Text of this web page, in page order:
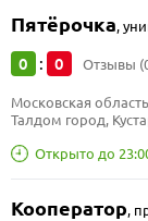
Пятёрочка,
0 : 0 Отзывы
Открыто до
Московская
Талдом город,
Кооператор,